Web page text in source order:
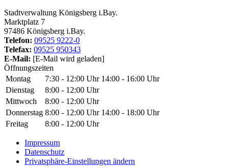
Stadtverwaltung Königsberg i.Bay.
Marktplatz 7
97486 Königsberg i.Bay.
Telefon: 09525 9222-0
Telefax: 09525 950343
E-Mail: [E-Mail wird geladen]
Öffnungszeiten
Montag
7:30 - 12:00 Uhr 14:00 - 16:00 Uhr
Dienstag
8:00 - 12:00 Uhr
Mittwoch
8:00 - 12:00 Uhr
Donnerstag 8:00 - 12:00 Uhr 14:00 - 18:00 Uhr
Freitag
8:00 - 12:00 Uhr
Impressum
Datenschutz
Privatsphäre-Einstellungen ändern